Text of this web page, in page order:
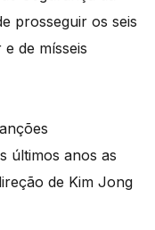
prosseguir os seis
de mísseis
últimos anos as
de Kim Jong